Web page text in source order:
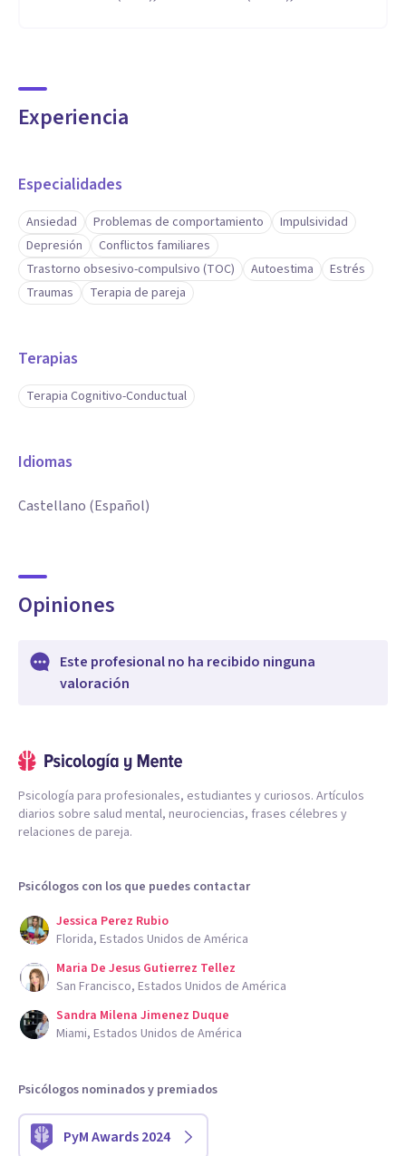
Experiencia
Especialidades
Ansiedad Problemas de comportamiento
Impulsividad
Depresión
Conflictos familiares
Trastorno obsesivo-compulsivo (TOC)
Autoestima
Estrés
Traumas
Terapia de pareja
Terapias
Terapia Cognitivo-Conductual
Idiomas
Castellano (Español)
Opiniones
Este profesional no ha recibido ninguna
valoración
Psicología para profesionales, estudiantes y curiosos. Artículos
diarios sobre salud mental, neurociencias, frases célebres y
relaciones de pareja.
Psicólogos con los que puedes contactar
Jessica Perez Rubio
Florida, Estados Unidos de América
Maria De Jesus Gutierrez Tellez
San Francisco, Estados Unidos de América
Sandra Milena Jimenez Duque
Miami, Estados Unidos de América
Psicólogos nominados y premiados
PyM Awards 2024